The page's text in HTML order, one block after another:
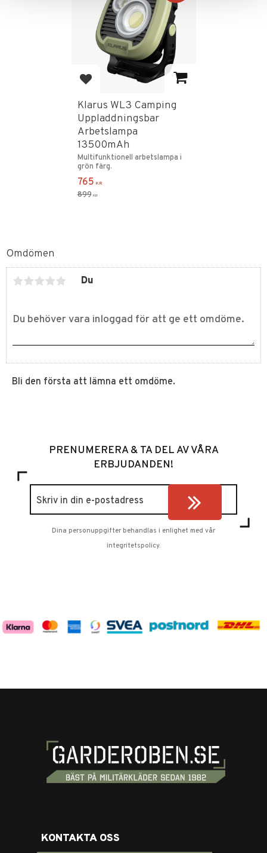
Omdömen
Du
Bli den första att lämna ett omdöme.
Lägg till i favoriter
Klarus WL3 Camping
Uppladdningsbar
Arbetslampa
13500mAh
Multifunktionell arbetslampa i
grön färg.
765 KR
899KR
PRENUMERERA & TA DEL AV VÅRA
ERBJUDANDEN!
Dina personuppgifter behandlas i enlighet med vår
integritetspolicy.
KONTAKTA OSS